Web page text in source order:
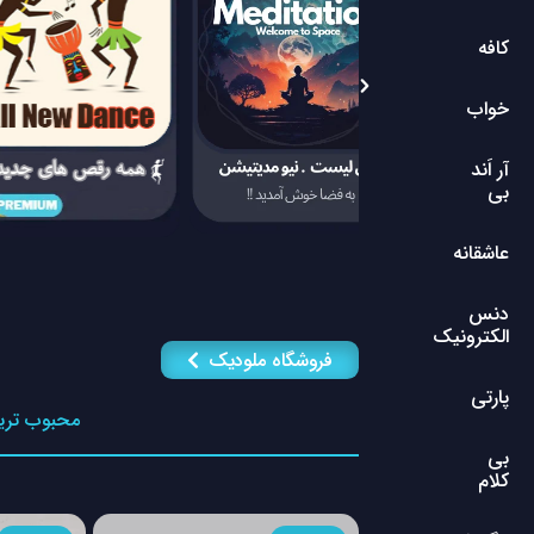
کافه
خواب
آر اَند
بی
عاشقانه
دنس
الکترونیک
پارتی
بی
کلام
فروشگاه ملودیک
محبوب